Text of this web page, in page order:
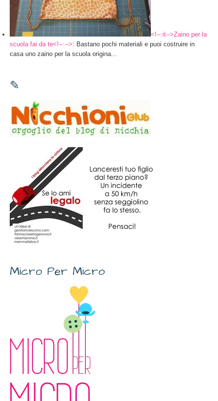
<!--:it-->Zaino per la
scuola fai da te<!--:-->: Bastano pochi materiali e puoi costruire in
casa uno zaino per la scuola origina...
✎
Micro Per Micro